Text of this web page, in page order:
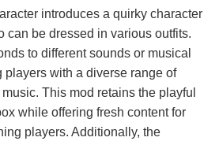
introduces a quirky character
can be dressed in various outfits.
to different sounds or musical
players with a diverse range of
This mod retains the playful
while offering fresh content for
players. Additionally, the